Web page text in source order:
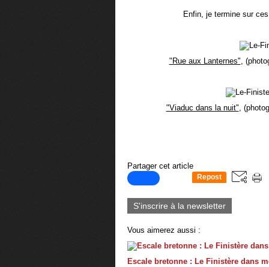
Enfin, je termine sur
"Rue aux Lanternes",
"Viaduc dans la nuit",
Partager cet article
Repost
S'inscrire à la newsletter
Vous aimerez aussi :
Escale bretonne : Le Finistère dans